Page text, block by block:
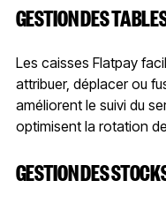
GESTION DES
Les caisses Flatpay
attribuer, déplacer ou
améliorent le suivi du
optimisent la rotation
GESTION DES